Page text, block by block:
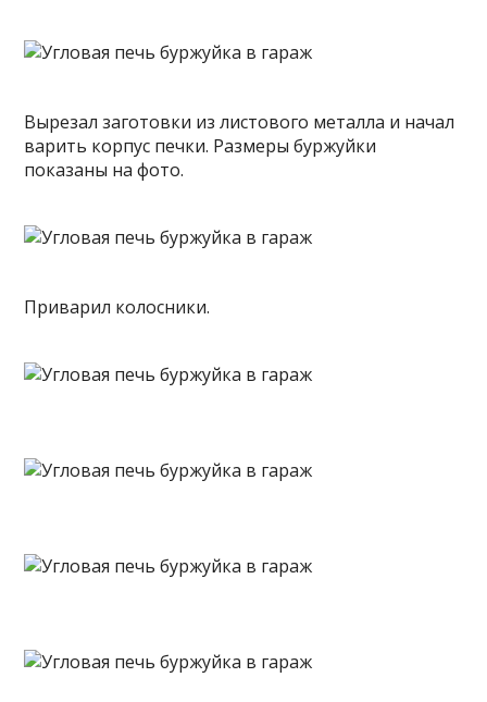
Вырезал заготовки из листового металла и начал
варить корпус печки. Размеры буржуйки
показаны на фото.
Приварил колосники.